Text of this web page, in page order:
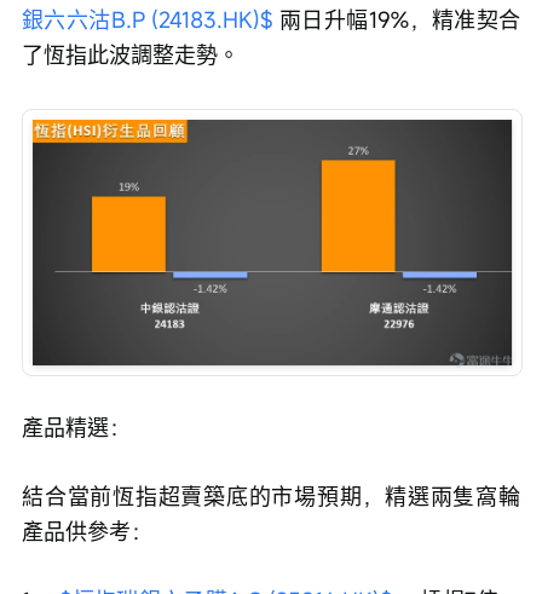
銀六六沽B.P (24183.HK)$ 兩日升幅19%，精准契合
了恆指此波調整走勢。
產品精選：
結合當前恆指超賣築底的市場預期，精選兩隻窩輪
產品供參考：